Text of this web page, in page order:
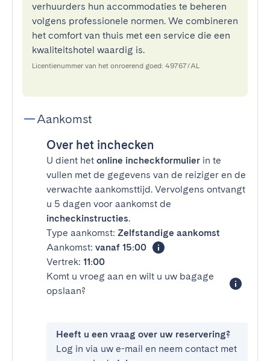
verhuurders hun accommodaties te beheren
volgens professionele normen. We combineren
het comfort van thuis met een service die een
kwaliteitshotel waardig is.
Licentienummer van het onroerend goed: 49767/AL
Aankomst
Over het inchecken
U dient het online incheckformulier in te
vullen met de gegevens van de reiziger en de
verwachte aankomsttijd. Vervolgens ontvangt
u 5 dagen voor aankomst de
incheckinstructies.
Type aankomst: Zelfstandige aankomst
Aankomst: vanaf 15:00
Vertrek: 11:00
Komt u vroeg aan en wilt u uw bagage
opslaan?
Heeft u een vraag over uw reservering?
Log in via uw e-mail en neem contact met